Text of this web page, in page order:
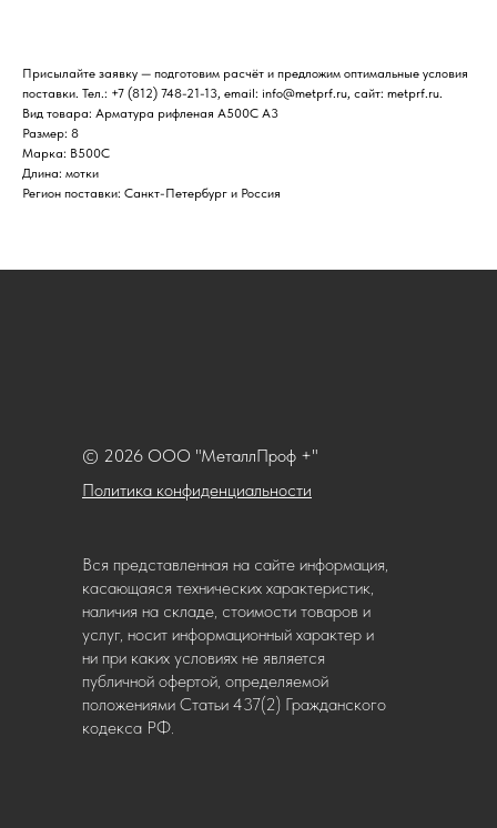
Присылайте заявку — подготовим расчёт и предложим оптимальные условия
поставки. Тел.: +7 (812) 748-21-13, email: info@metprf.ru, сайт: metprf.ru.
Вид товара: Арматура рифленая А500С А3
Размер: 8
Марка: В500С
Длина: мотки
Регион поставки: Санкт-Петербург и Россия
Политика конфиденциальности
© 2026 ООО "МеталлПроф +"
Вся представленная на сайте информация,
касающаяся технических характеристик,
наличия на складе, стоимости товаров и
услуг, носит информационный характер и
ни при каких условиях не является
публичной офертой, определяемой
положениями Статьи 437(2) Гражданского
кодекса РФ.